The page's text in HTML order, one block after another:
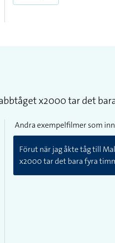
x2000 tar det
Andra exempelfilmer som
Förut när jag åkte tåg till
x2000 tar det bara fyra